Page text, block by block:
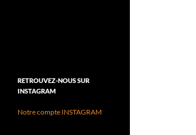
RETROUVEZ-NOUS SUR
INSTAGRAM
Notre compte INSTAGRAM